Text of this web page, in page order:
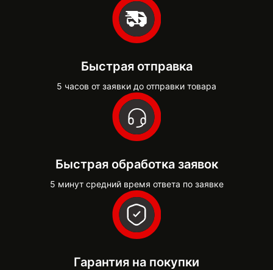
Быстрая отправка
5 часов от заявки до отправки товара
Быстрая обработка заявок
5 минут средний время ответа по заявке
Гарантия на покупки